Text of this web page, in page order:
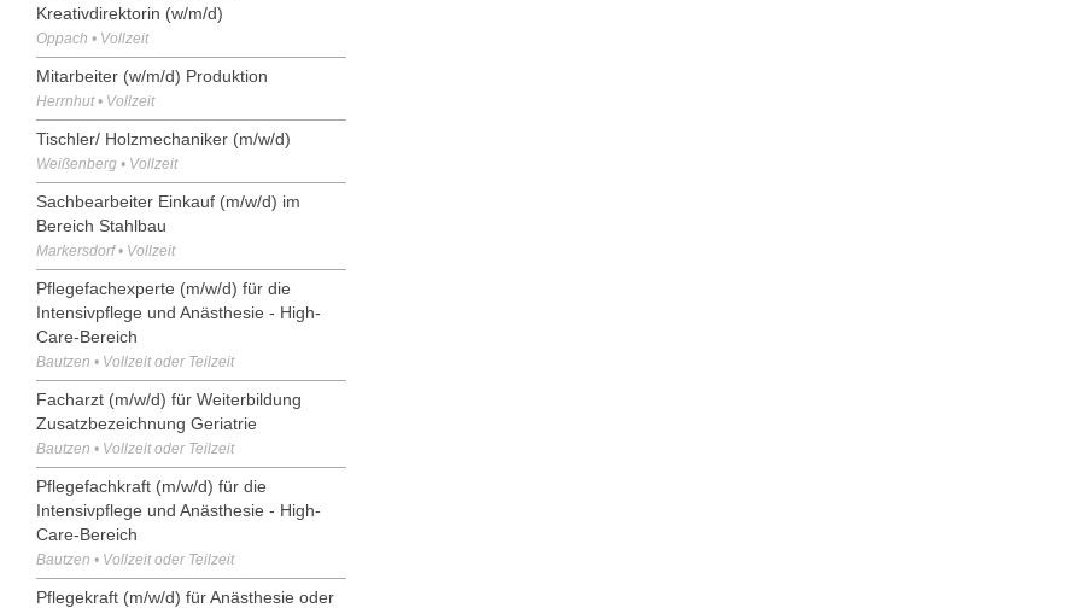
Kreativdirektorin (w/m/d)
Oppach • Vollzeit
Mitarbeiter (w/m/d) Produktion
Herrnhut • Vollzeit
Tischler/ Holzmechaniker (m/w/d)
Weißenberg • Vollzeit
Sachbearbeiter Einkauf (m/w/d) im
Bereich Stahlbau
Markersdorf • Vollzeit
Pflegefachexperte (m/w/d) für die
Intensivpflege und Anästhesie - High-
Care-Bereich
Bautzen • Vollzeit oder Teilzeit
Facharzt (m/w/d) für Weiterbildung
Zusatzbezeichnung Geriatrie
Bautzen • Vollzeit oder Teilzeit
Pflegefachkraft (m/w/d) für die
Intensivpflege und Anästhesie - High-
Care-Bereich
Bautzen • Vollzeit oder Teilzeit
Pflegekraft (m/w/d) für Anästhesie oder